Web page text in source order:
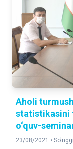
Aholi
statistikasini
o‘quv-
23/08/2021 •